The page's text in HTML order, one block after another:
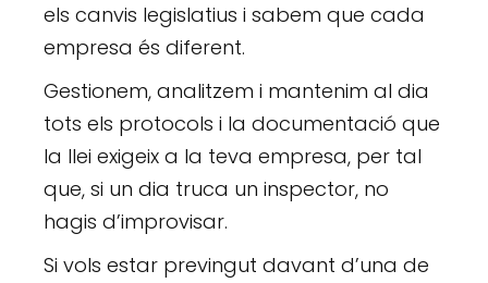
els canvis legislatius i sabem que cada
empresa és diferent.
Gestionem, analitzem i mantenim al dia
tots els protocols i la documentació que
la llei exigeix a la teva empresa, per tal
que, si un dia truca un inspector, no
hagis d’improvisar.
Si vols estar previngut davant d’una de